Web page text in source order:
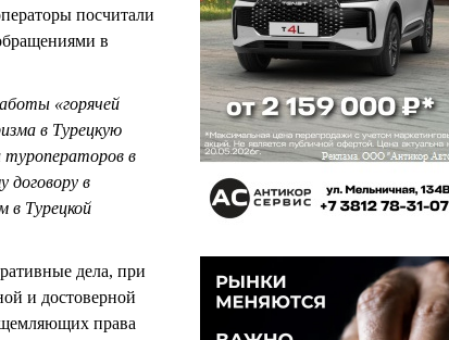
посчитали
в
«горячей
в Турецкую
туроператоров в
договору в
в Турецкой
дела, при
и достоверной
права